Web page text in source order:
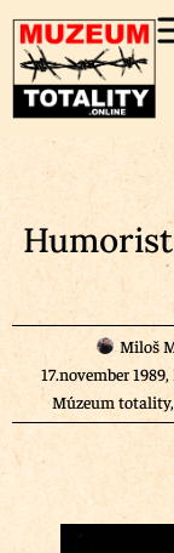
Miloš
17.november 1989,
Múzeum totality,